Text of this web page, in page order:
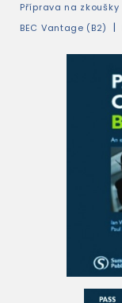
Příprava na zkoušky
BEC Vantage (B2)